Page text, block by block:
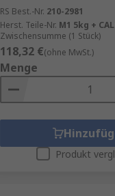
RS Best.-Nr. 210-2981
Herst. Teile-Nr. M1 5kg +
Zwischensumme (1 Stück)
118,32 €(ohne MwSt.)
Menge
Produkt